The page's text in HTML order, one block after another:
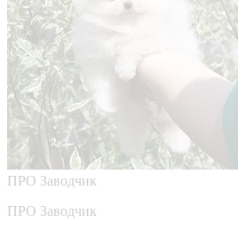
ПРО Заводчик
ПРО Заводчик